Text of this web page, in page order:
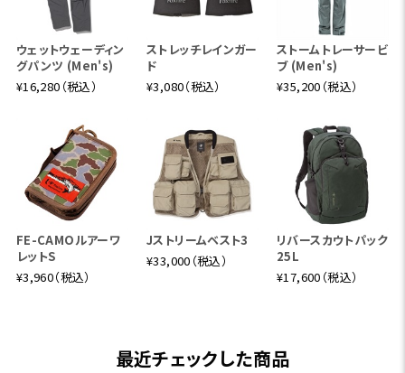
ウェットウェーディン
グパンツ (Men's)
¥16,280（税込）
ストレッチレインガー
ド
¥3,080（税込）
ストームトレーサービ
ブ (Men's)
¥35,200（税込）
FE-CAMOルアーワ
レットS
¥3,960（税込）
Jストリームベスト3
¥33,000（税込）
リバースカウトパック
25L
¥17,600（税込）
最近チェックした商品